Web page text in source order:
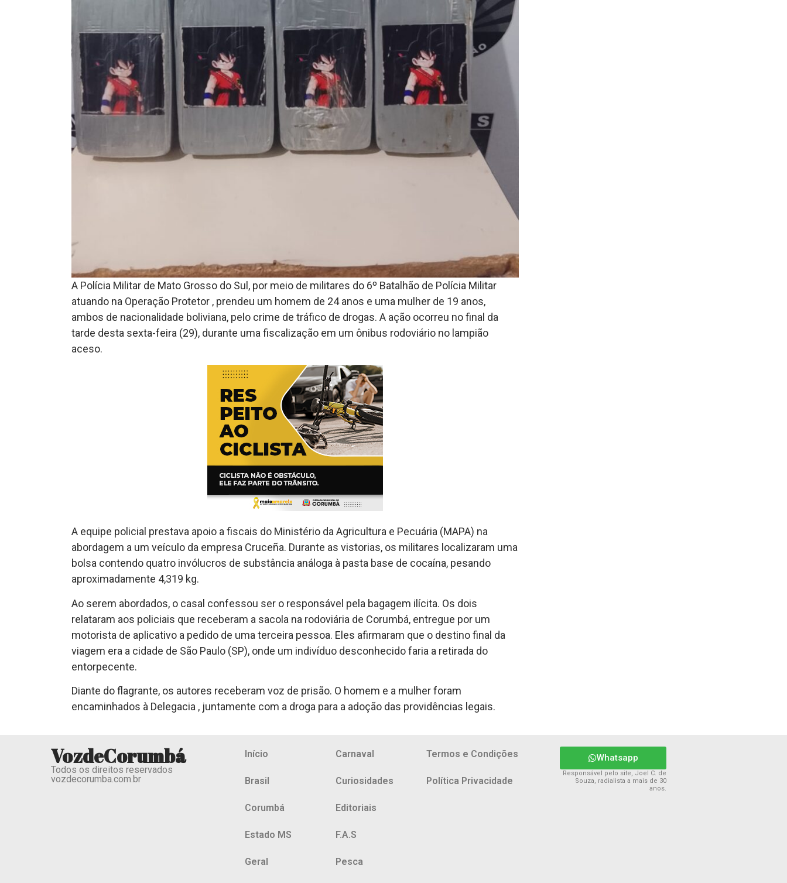
A Polícia Militar de Mato Grosso do Sul, por meio de militares do 6º Batalhão de Polícia Militar
atuando na Operação Protetor , prendeu um homem de 24 anos e uma mulher de 19 anos,
ambos de nacionalidade boliviana, pelo crime de tráfico de drogas. A ação ocorreu no final da
tarde desta sexta-feira (29), durante uma fiscalização em um ônibus rodoviário no lampião
aceso.
A equipe policial prestava apoio a fiscais do Ministério da Agricultura e Pecuária (MAPA) na
abordagem a um veículo da empresa Cruceña. Durante as vistorias, os militares localizaram uma
bolsa contendo quatro invólucros de substância análoga à pasta base de cocaína, pesando
aproximadamente 4,319 kg.
Ao serem abordados, o casal confessou ser o responsável pela bagagem ilícita. Os dois
relataram aos policiais que receberam a sacola na rodoviária de Corumbá, entregue por um
motorista de aplicativo a pedido de uma terceira pessoa. Eles afirmaram que o destino final da
viagem era a cidade de São Paulo (SP), onde um indivíduo desconhecido faria a retirada do
entorpecente.
Diante do flagrante, os autores receberam voz de prisão. O homem e a mulher foram
encaminhados à Delegacia , juntamente com a droga para a adoção das providências legais.
VozdeCorumbá
Todos os direitos reservados
vozdecorumba.com.br
Início
Brasil
Corumbá
Estado MS
Geral
Carnaval
Curiosidades
Editoriais
F.A.S
Pesca
Termos e Condições
Política Privacidade
Whatsapp
Responsável pelo site, Joel C. de
Souza, radialista a mais de 30
anos.